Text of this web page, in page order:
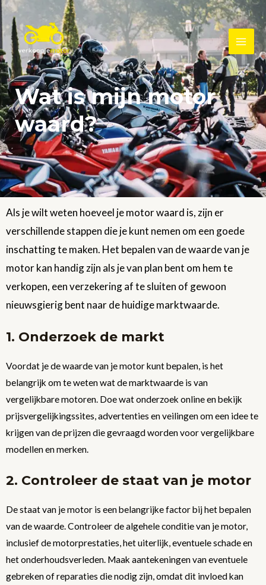
Skip
to
content
Wat is mijn motor
waard?
Als je wilt weten hoeveel je motor waard is, zijn er
verschillende stappen die je kunt nemen om een goede
inschatting te maken. Het bepalen van de waarde van je
motor kan handig zijn als je van plan bent om hem te
verkopen, een verzekering af te sluiten of gewoon
nieuwsgierig bent naar de huidige marktwaarde.
1. Onderzoek de markt
Voordat je de waarde van je motor kunt bepalen, is het
belangrijk om te weten wat de marktwaarde is van
vergelijkbare motoren. Doe wat onderzoek online en bekijk
prijsvergelijkingssites, advertenties en veilingen om een idee te
krijgen van de prijzen die gevraagd worden voor vergelijkbare
modellen en merken.
2. Controleer de staat van je motor
De staat van je motor is een belangrijke factor bij het bepalen
van de waarde. Controleer de algehele conditie van je motor,
inclusief de motorprestaties, het uiterlijk, eventuele schade en
het onderhoudsverleden. Maak aantekeningen van eventuele
gebreken of reparaties die nodig zijn, omdat dit invloed kan